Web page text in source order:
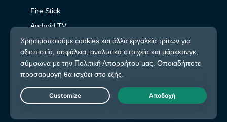
Fire Stick
Android TV
Επέκταση Chrome
Τοποθεσίες διακομιστών VPN
VPN ΗΠΑ
Live Chat